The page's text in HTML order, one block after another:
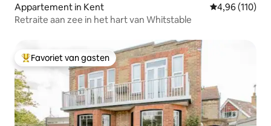
Appartement in Kent Gemiddelde
4,96 (110)
Retraite aan zee in het hart van Whitstable
Topfavoriet van gasten
Favoriet van gasten